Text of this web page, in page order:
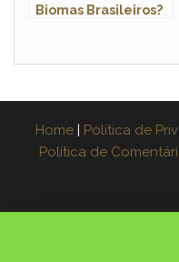
Biomas Brasileiros?
Home | Política de
Política de